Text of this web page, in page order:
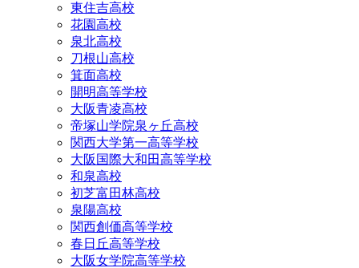
東住吉高校
花園高校
泉北高校
刀根山高校
箕面高校
開明高等学校
大阪青凌高校
帝塚山学院泉ヶ丘高校
関西大学第一高等学校
大阪国際大和田高等学校
和泉高校
初芝富田林高校
泉陽高校
関西創価高等学校
春日丘高等学校
大阪女学院高等学校